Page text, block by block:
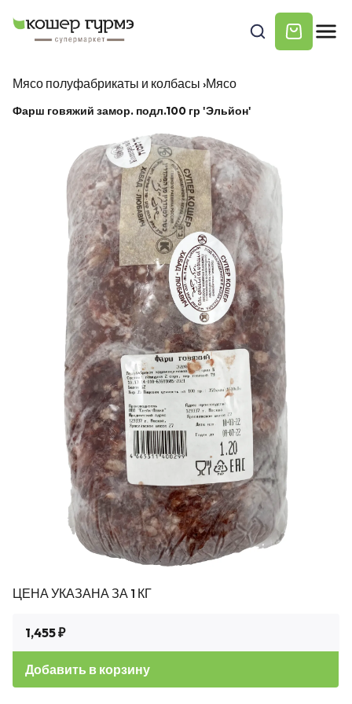
Мясо полуфабрикаты и колбасы ›Мясо
Фарш говяжий замор. подл.100 гр 'Эльйон'
ЦЕНА УКАЗАНА ЗА 1 КГ
1,455 ₽
Добавить в корзину